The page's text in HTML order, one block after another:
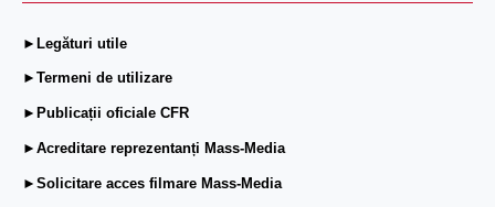
►Legături utile
►Termeni de utilizare
►Publicații oficiale CFR
►Acreditare reprezentanți Mass-Media
►Solicitare acces filmare Mass-Media